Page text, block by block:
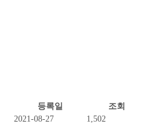
등록일
조회
2021-08-27
1,502